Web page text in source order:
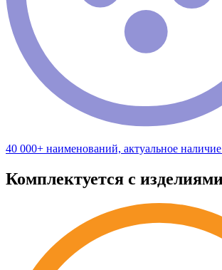
40 000+ наименований, актуальное
Комплектуется с